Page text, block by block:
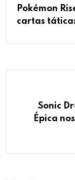
Pokémon
cartas
Sonic
Épica